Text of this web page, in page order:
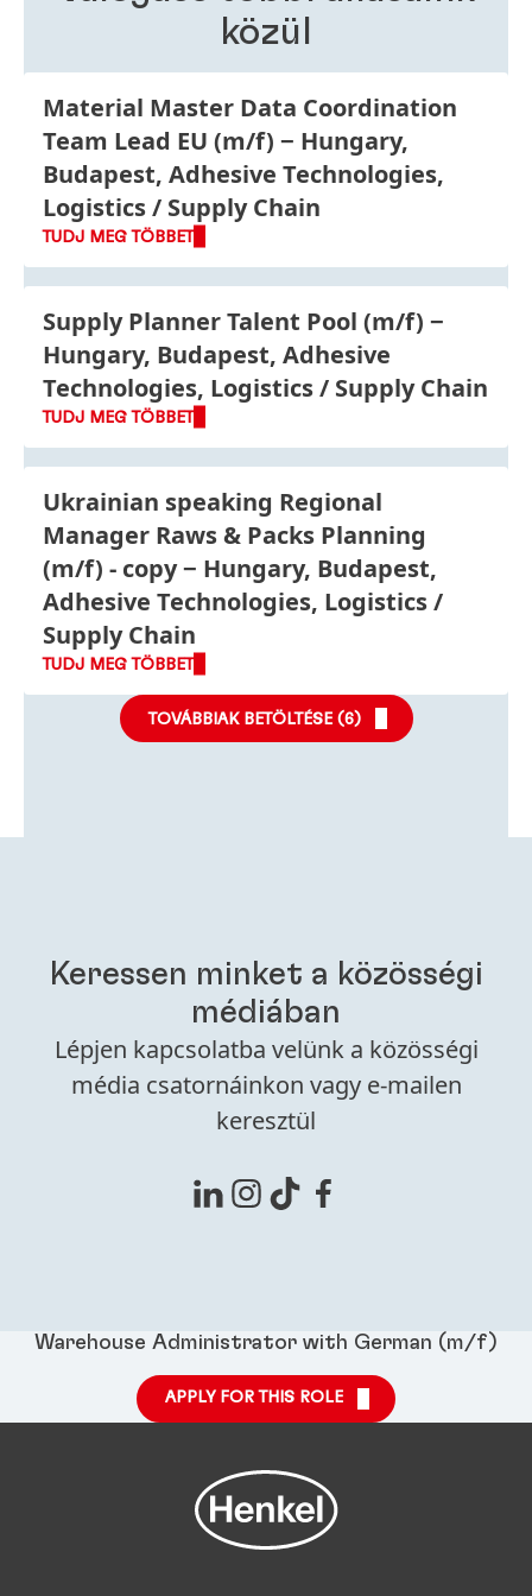
understanding of Henkel as a global company.
közül
Material Master Data Coordination
Team Lead EU (m/f)
Hungary,
Budapest, Adhesive Technologies,
Logistics / Supply Chain
TUDJ MEG TÖBBET
Supply Planner Talent Pool (m/f)
Hungary, Budapest, Adhesive
Technologies, Logistics / Supply Chain
TUDJ MEG TÖBBET
Ukrainian speaking Regional
Manager Raws & Packs Planning
(m/f) - copy
Hungary, Budapest,
Adhesive Technologies, Logistics /
Supply Chain
TUDJ MEG TÖBBET
TOVÁBBIAK BETÖLTÉSE (6)
Keressen minket a közösségi
médiában
Lépjen kapcsolatba velünk a közösségi
média csatornáinkon vagy e-mailen
keresztül
Warehouse Administrator with German (m/f)
APPLY FOR THIS ROLE